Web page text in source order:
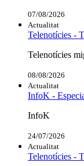
07/08/2026
Actualitat
Telenotícies -
Telenotícies
08/08/2026
Actualitat
InfoK -
InfoK
24/07/2026
Actualitat
Telenotícies -